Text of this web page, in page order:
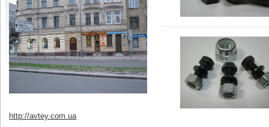
http://avtey.com.ua